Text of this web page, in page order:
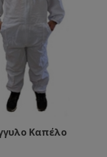
Καπέλο